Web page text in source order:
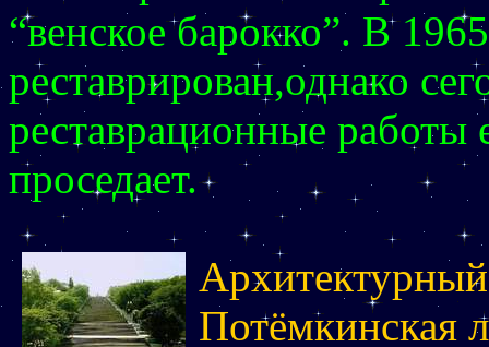
“венское барокко”. В
реставрирован,однако
реставрационные работы
проседает.
Потёмкинская